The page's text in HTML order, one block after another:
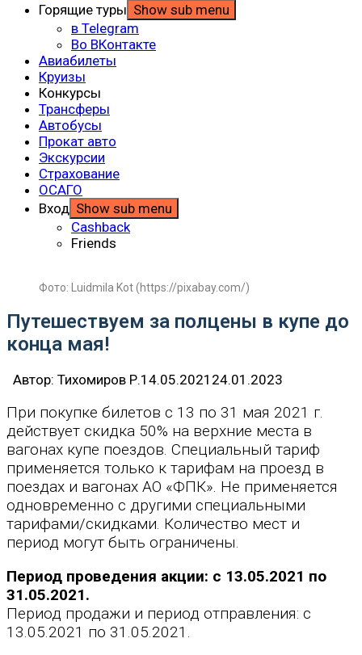
Горящие туры Show sub menu
в Telegram
Во ВКонтакте
Авиабилеты
Круизы
Конкурсы
Трансферы
Автобусы
Прокат авто
Экскурсии
Страхование
ОСАГО
Вход Show sub menu
Cashback
Friends
Фото: Luidmila Kot (https://pixabay.com/)
Путешествуем за полцены в купе до
конца мая!
Автор: Тихомиров Р.14.05.2021 24.01.2023
При покупке билетов с 13 по 31 мая 2021 г.
действует скидка 50% на верхние места в
вагонах купе поездов. Специальный тариф
применяется только к тарифам на проезд в
поездах и вагонах АО «ФПК». Не применяется
одновременно с другими специальными
тарифами/скидками. Количество мест и
период могут быть ограничены.
Период проведения акции: с 13.05.2021 по
31.05.2021.
Период продажи и период отправления: с
13.05.2021 по 31.05.2021.